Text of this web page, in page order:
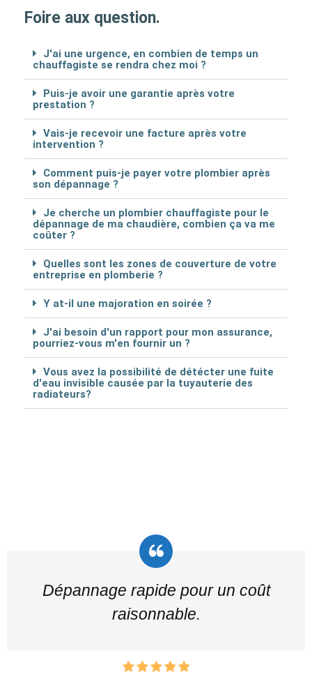
Foire aux question.
J'ai une urgence, en combien de temps un
chauffagiste se rendra chez moi ?
Puis-je avoir une garantie après votre
prestation ?
Vais-je recevoir une facture après votre
intervention ?
Comment puis-je payer votre plombier après
son dépannage ?
Je cherche un plombier chauffagiste pour le
dépannage de ma chaudière, combien ça va me
coûter ?
Quelles sont les zones de couverture de votre
entreprise en plomberie ?
Y at-il une majoration en soirée ?
J'ai besoin d'un rapport pour mon assurance,
pourriez-vous m'en fournir un ?
Vous avez la possibilité de détécter une fuite
d'eau invisible causée par la tuyauterie des
radiateurs?
Dépannage rapide pour un coût
raisonnable.